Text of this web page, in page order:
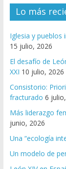
Lo más
Iglesia y pueblos
15 julio, 2026
El desafío de
XXI 10 julio, 2026
Consistorio:
fracturado 6
Más liderazgo
junio, 2026
Una “ecología
Un modelo de